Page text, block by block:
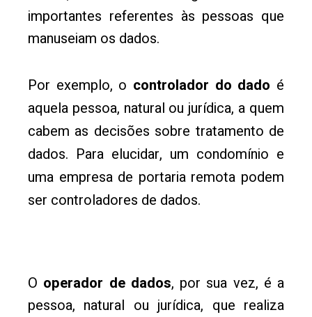
importantes referentes às pessoas que
manuseiam os dados.
Por exemplo, o controlador do dado é
aquela pessoa, natural ou jurídica, a quem
cabem as decisões sobre tratamento de
dados. Para elucidar, um condomínio e
uma empresa de portaria remota podem
ser controladores de dados.
O operador de dados, por sua vez, é a
pessoa, natural ou jurídica, que realiza